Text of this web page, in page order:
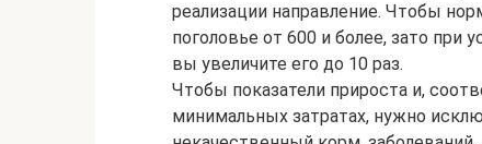
реализации направление. Чтобы
поголовье от 600 и более, зато при
вы увеличите его до 10 раз.
Чтобы показатели прироста и,
минимальных затратах, нужно